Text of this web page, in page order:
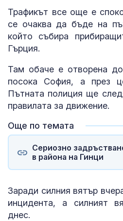
Трафикът все още е
се очаква да бъде на
който събира
Гърция.
Там обаче е отворена
посока София, а през
Пътната полиция ще
правилата за движение.
Още по темата
Сериозно
в района на Гинци
Заради силния вятър
инцидента, а силният
днес.